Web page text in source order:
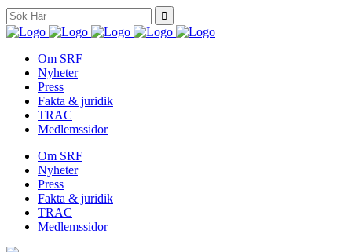
Search
for:
Om SRF
Nyheter
Press
Fakta & juridik
TRAC
Medlemssidor
Om SRF
Nyheter
Press
Fakta & juridik
TRAC
Medlemssidor